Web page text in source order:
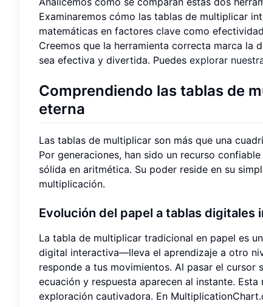
Examinaremos cómo las tablas de multiplicar
matemáticas en factores clave como
Creemos que la herramienta correcta marca la
sea efectiva y divertida. Puedes explorar
Comprendiendo las tablas de
eterna
Las tablas de multiplicar son más que una
Por generaciones, han sido un recurso
sólida en aritmética. Su poder reside en su
multiplicación.
Evolución del papel a tablas digitales
La tabla de multiplicar tradicional en papel es
digital interactiva—lleva el aprendizaje a otro
responde a tus movimientos. Al pasar el cursor
ecuación y respuesta aparecen al instante.
exploración cautivadora. En